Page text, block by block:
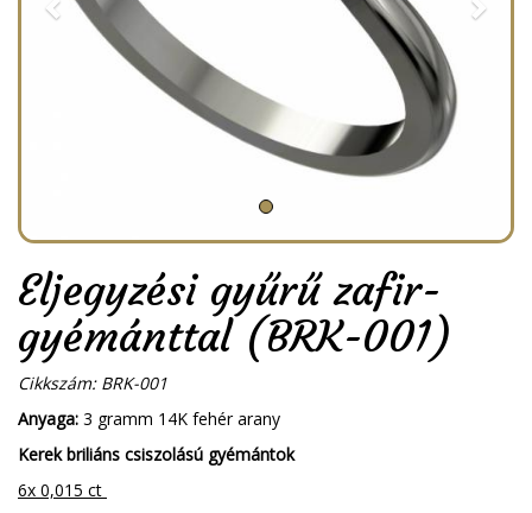
Eljegyzési gyűrű zafir-
gyémánttal (BRK-001)
Cikkszám: BRK-001
Anyaga: 3 gramm 14K fehér arany
Kerek briliáns csiszolású gyémántok
6x 0,015 ct